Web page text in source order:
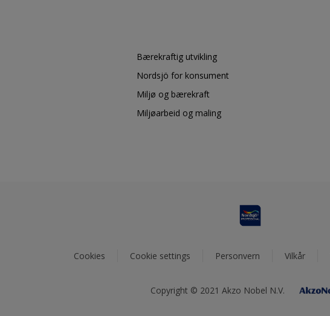
Bærekraftig utvikling
Nordsjö for konsument
Miljø og bærekraft
Miljøarbeid og maling
Cookies Cookie settings Personvern Vilkår
Copyright © 2021 Akzo Nobel N.V.